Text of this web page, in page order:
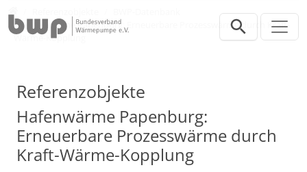
Hafenwärme Papenburg: Erneuerbare Prozesswärme durch Kraft-
Wärme-Kopplung
Referenzobjekte
Hafenwärme Papenburg:
Erneuerbare Prozesswärme durch
Kraft-Wärme-Kopplung